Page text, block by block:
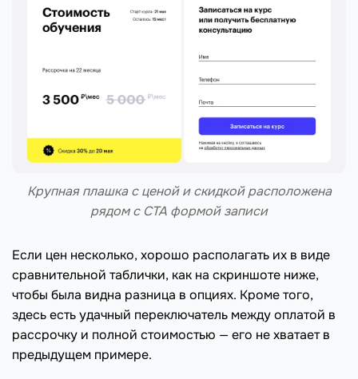
Крупная плашка с ценой и скидкой расположена
рядом с CTA формой записи
Если цен несколько, хорошо располагать их в виде
сравнительной таблички, как на скриншоте ниже,
чтобы была видна разница в опциях. Кроме того,
здесь есть удачный переключатель между оплатой в
рассрочку и полной стоимостью — его не хватает в
предыдущем примере.